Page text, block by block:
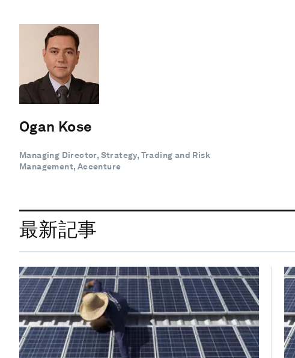
Ogan Kose
Managing Director, Strategy, Trading and Risk
Management, Accenture
最新記事